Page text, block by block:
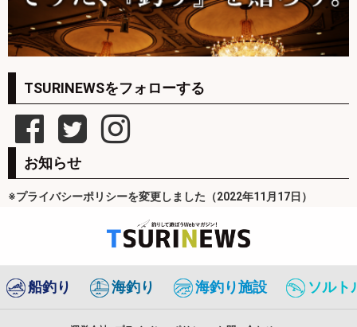
TSURINEWSをフォローする
お知らせ
※プライバシーポリシーを変更しました（2022年11月17日）
船釣り 海釣り 海釣り施設 ソルト